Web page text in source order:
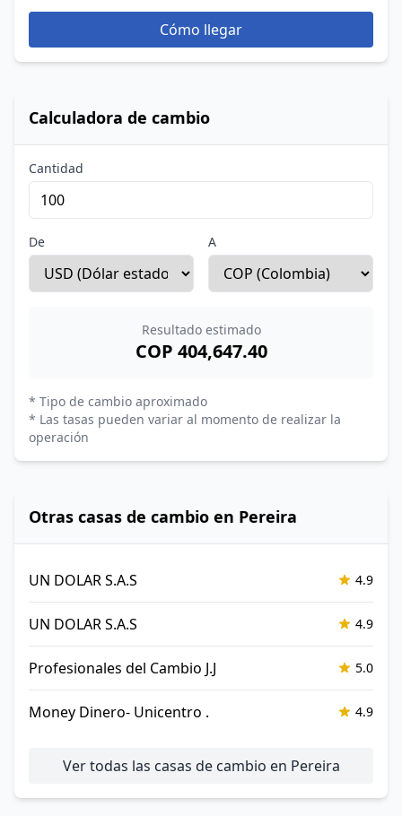
Cómo llegar
Calculadora de cambio
Cantidad
De A
Resultado estimado
COP 404,647.40
* Tipo de cambio aproximado
* Las tasas pueden variar al momento de realizar la
operación
Otras casas de cambio en Pereira
UN DOLAR S.A.S 4.9
UN DOLAR S.A.S 4.9
Profesionales del Cambio J.J 5.0
Money Dinero- Unicentro . 4.9
Ver todas las casas de cambio en Pereira